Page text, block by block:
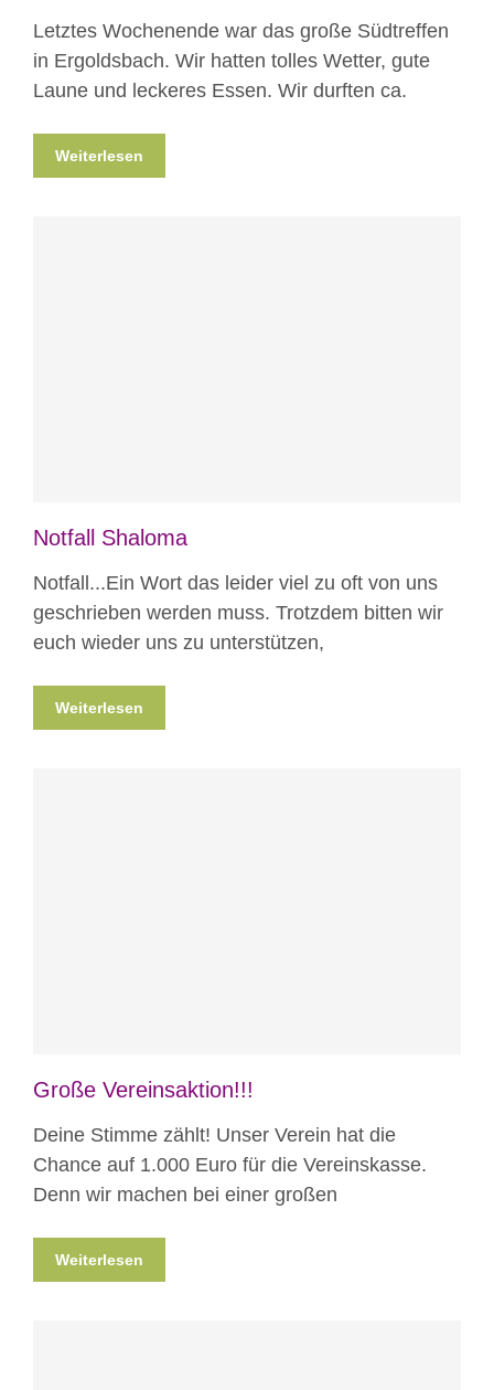
Letztes Wochenende war das große Südtreffen
in Ergoldsbach. Wir hatten tolles Wetter, gute
Laune und leckeres Essen. Wir durften ca.
Weiterlesen
Notfall Shaloma
Notfall...Ein Wort das leider viel zu oft von uns
geschrieben werden muss. Trotzdem bitten wir
euch wieder uns zu unterstützen,
Weiterlesen
Große Vereinsaktion!!!
Deine Stimme zählt! Unser Verein hat die
Chance auf 1.000 Euro für die Vereinskasse.
Denn wir machen bei einer großen
Weiterlesen